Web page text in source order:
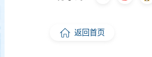
返回首页